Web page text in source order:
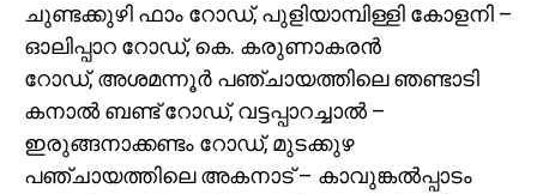
ചുണ്ടക്കുഴി ഫാം റോഡ്, പുളിയാമ്പിള്ളി കോളനി –
ഓലിപ്പാറ റോഡ്, കെ. കരുണാകരൻ
റോഡ്, അശമന്നൂർ പഞ്ചായത്തിലെ ഞണ്ടാടി
കനാൽ ബണ്ട് റോഡ്, വട്ടപ്പാറച്ചാൽ –
ഇരുങ്ങനാക്കണ്ടം റോഡ്, മുടക്കുഴ
പഞ്ചായത്തിലെ അകനാട്‌ – കാവുങ്കൽപ്പാടം